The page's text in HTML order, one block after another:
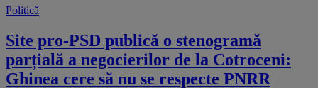
Politică
Site pro-PSD publică o stenogramă
parțială a negocierilor de la Cotroceni:
Ghinea cere să nu se respecte PNRR